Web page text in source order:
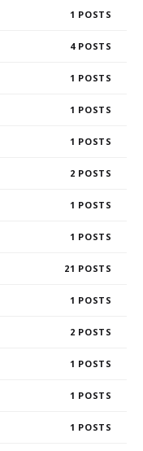
1
4
1
1
1
2
1
1
21
1
2
1
1
1